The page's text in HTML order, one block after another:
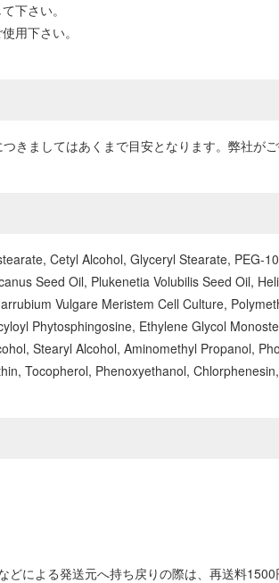
下さい。
用下さい。
きましてはあくまで目安となります。弊社が
Cetyl Alcohol, Glyceryl Stearate,
Seed Oil, Plukenetia Volubilis Seed Oil,
Vulgare Meristem Cell Culture,
Phytosphingosine, Ethylene Glycol
Stearyl Alcohol, Aminomethyl Propanol,
Tocopherol, Phenoxyethanol,
による発送元へ持ち戻りの際は、再送料